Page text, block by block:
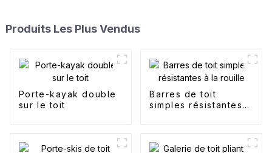
Produits Les Plus Vendus
Porte-kayak double
sur le toit
Barres de toit
simples résistantes à